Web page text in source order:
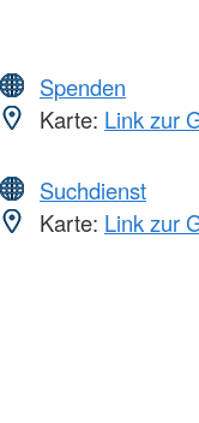
Spenden
Karte: Link zur
Suchdienst
Karte: Link zur